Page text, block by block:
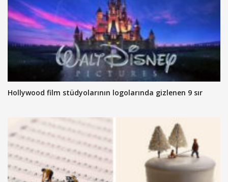
Hollywood film stüdyolarının logolarında gizlenen 9 sır